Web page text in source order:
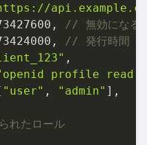
, // 無効になる
, // 発行時間
profile
"user" , "admin" ],
れたロール